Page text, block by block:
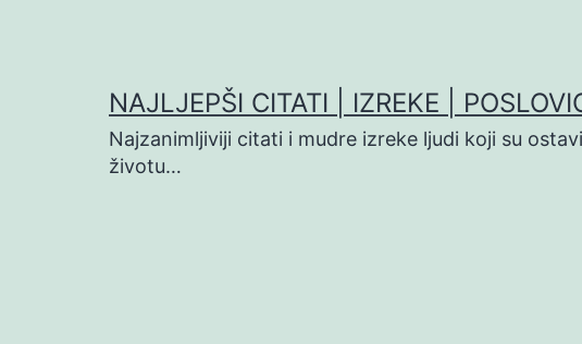
NAJLJEPŠI CITATI | IZREKE |
Najzanimljiviji citati i mudre izreke ljudi koji su
životu…